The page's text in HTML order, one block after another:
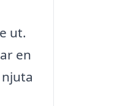
ut.
en